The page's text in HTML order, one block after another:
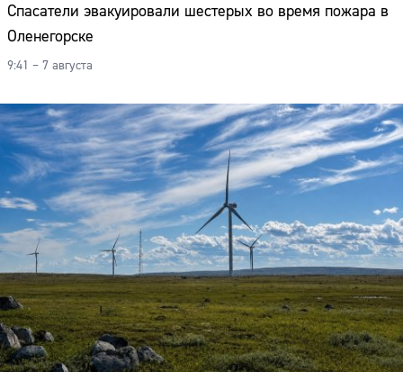
Спасатели эвакуировали шестерых во время пожара в
Оленегорске
9:41 – 7 августа